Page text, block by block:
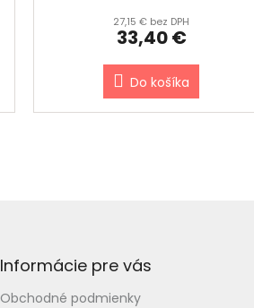
27,15 € bez DPH
33,40 €
Do košíka
Informácie pre vás
Obchodné podmienky